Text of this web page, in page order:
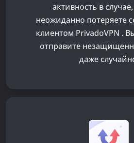
активность в
неожиданно потеряете
клиентом PrivadoVPN .
отправите
даже